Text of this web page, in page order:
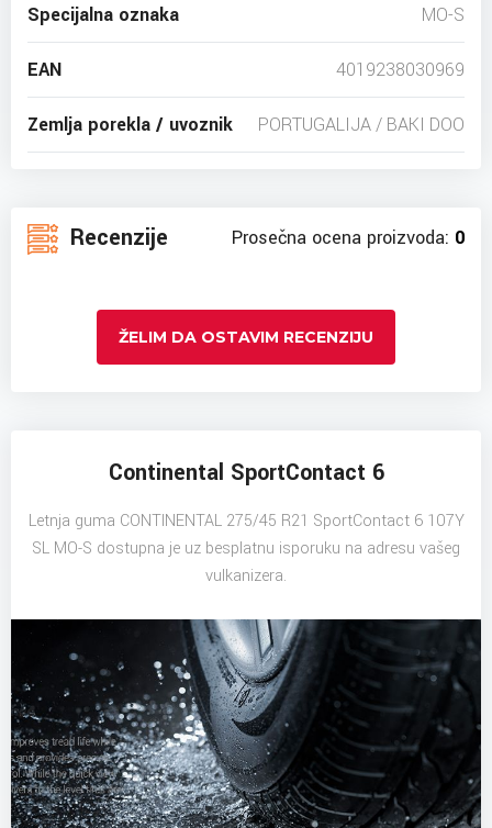
Specijalna oznaka MO-S
EAN 4019238030969
Zemlja porekla / uvoznik PORTUGALIJA / BAKI DOO
Recenzije Prosečna ocena proizvoda: 0
ŽELIM DA OSTAVIM RECENZIJU
Continental SportContact 6
Letnja guma CONTINENTAL 275/45 R21 SportContact 6 107Y
SL MO-S dostupna je uz besplatnu isporuku na adresu vašeg
vulkanizera.